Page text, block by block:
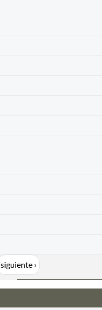
siguiente ›